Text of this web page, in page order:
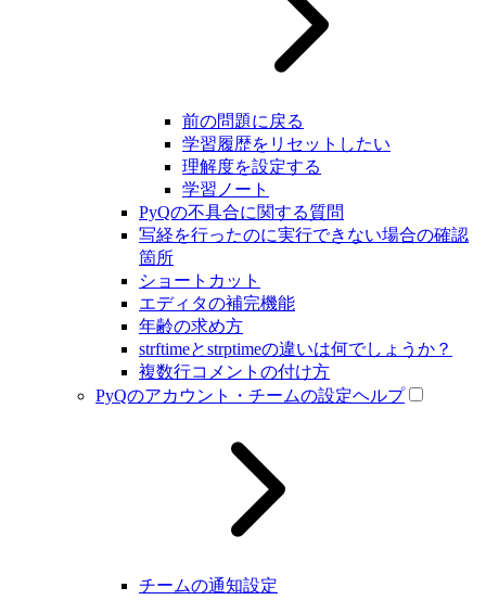
前の問題に戻る
学習履歴をリセットしたい
理解度を設定する
学習ノート
PyQの不具合に関する質問
写経を行ったのに実行できない場合の確認
箇所
ショートカット
エディタの補完機能
年齢の求め方
strftimeとstrptimeの違いは何でしょうか？
複数行コメントの付け方
PyQのアカウント・チームの設定ヘルプ
チームの通知設定